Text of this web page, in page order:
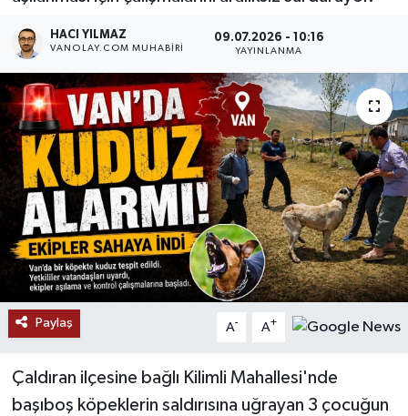
HACI YILMAZ
VANOLAY.COM MUHABIRI
09.07.2026 - 10:16
YAYINLANMA
Paylaş A- A+
Çaldıran ilçesine bağlı Kilimli Mahallesi'nde
başıboş köpeklerin saldırısına uğrayan 3 çocuğun
Dünya
RESMİ İLANLAR
Haber Arşivi